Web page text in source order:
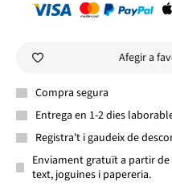
Afegir a
Compra segura
Entrega en 1-2 dies
Registra't i gaudeix de
Enviament gratuït a partir
text, joguines i papereria.